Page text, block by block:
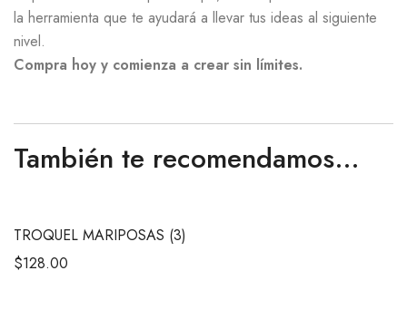
la herramienta que te ayudará a llevar tus ideas al siguiente
nivel.
Compra hoy y comienza a crear sin límites.
También te recomendamos…
TROQUEL MARIPOSAS (3)
$128.00